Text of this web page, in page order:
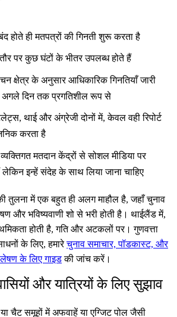
होते ही मतपत्रों की गिनती शुरू करता है
पर कुछ घंटों के भीतर उपलब्ध होते हैं
क्षेत्र के अनुसार आधिकारिक गिनतियाँ जारी
अगले दिन तक प्रगतिशील रूप से
थाई और अंग्रेजी दोनों में, केवल वही रिपोर्ट
करता है
मतदान केंद्रों से सोशल मीडिया पर
लेकिन इन्हें संदेह के साथ लिया जाना चाहिए
तुलना में एक बहुत ही अलग माहौल है, जहाँ चुनाव
और भविष्यवाणी शो से भरी होती है। थाईलैंड में,
होती है, गति और अटकलों पर। गुणवत्ता
के लिए, हमारेचुनाव समाचार, पॉडकास्ट, और
के लिए गाइडकी जांच करें।
और यात्रियों के लिए सुझाव
चैट समूहों में अफवाहें या एग्जिट पोल जैसी